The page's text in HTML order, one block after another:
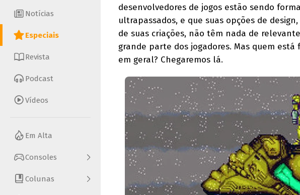
Notícias
Especiais
Revista
Podcast
Vídeos
Em Alta
Consoles
Colunas
desenvolvedores de jogos estão sendo
ultrapassados, e que suas opções de
de suas criações, não têm nada de
grande parte dos jogadores. Mas quem
em geral? Chegaremos lá.